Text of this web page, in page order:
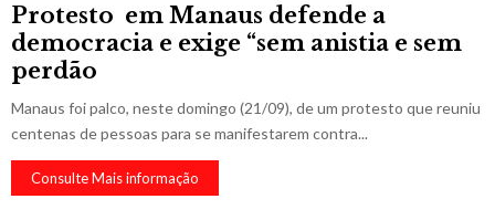
Protesto em Manaus defende a
democracia e exige “sem anistia e sem
perdão
Manaus foi palco, neste domingo (21/09), de um protesto que reuniu
centenas de pessoas para se manifestarem contra...
Consulte Mais informação